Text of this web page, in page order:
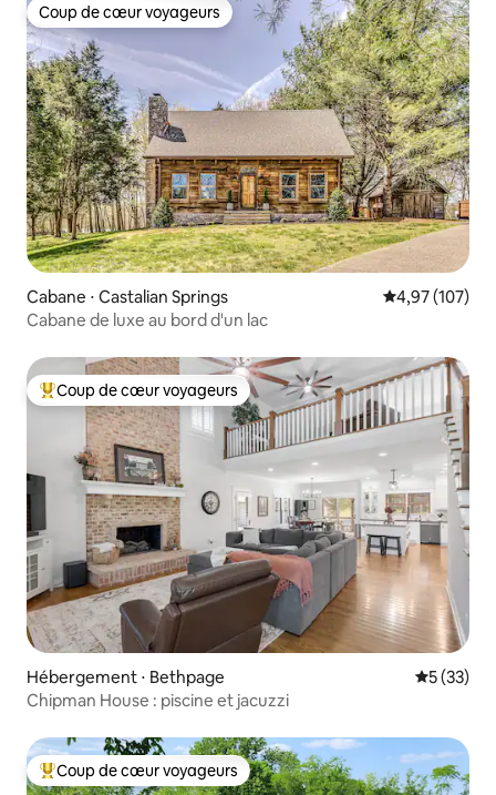
Coup de cœur voyageurs
Coup de cœur voyageurs
Cabane ⋅ Castalian Springs Évaluation
4,97 (107)
Cabane de luxe au bord d'un lac
Coups de cœur voyageurs les plus appréciés
Coup de cœur voyageurs
Hébergement ⋅ Bethpage
5 (33)
Chipman House : piscine et jacuzzi
Coups de cœur voyageurs les plus appréciés
Coup de cœur voyageurs